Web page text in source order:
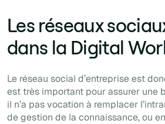
Les réseaux
dans la Digital
Le réseau social d’entreprise est
est très important pour assurer une
il n’a pas vocation à remplacer
de gestion de la connaissance, ou